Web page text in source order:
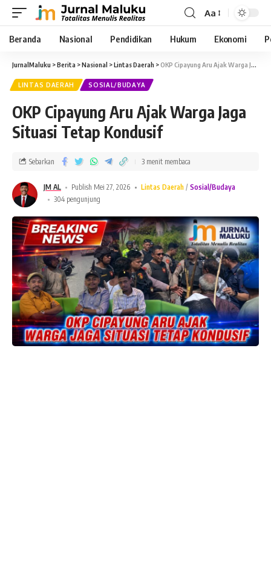
Aa
Beranda Nasional Pendidikan Hukum Ekonomi
JurnalMaluku >Berita >Nasional >Lintas Daerah >OKP Cipayung Aru Ajak Warga Jaga Situasi Tetap Kondusif
LINTAS DAERAH SOSIAL/BUDAYA
OKP Cipayung Aru Ajak Warga Jaga
Situasi Tetap Kondusif
JM AL Publish Mei 27, 2026 Lintas Daerah
Sosial/Budaya
304 pengunjung
Sebarkan 3 menit membaca